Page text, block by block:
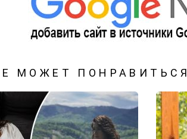
МОЖЕТ ПОНРАВИТЬСЯ